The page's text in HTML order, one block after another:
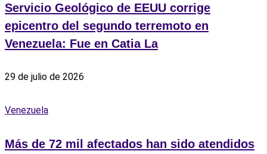
Servicio Geológico de EEUU corrige
epicentro del segundo terremoto en
Venezuela: Fue en Catia La
29 de julio de 2026
Venezuela
Más de 72 mil afectados han sido atendidos